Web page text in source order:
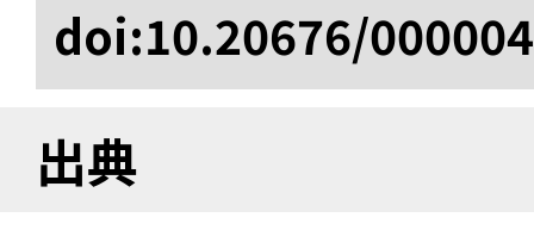
doi:10.20676/
出典